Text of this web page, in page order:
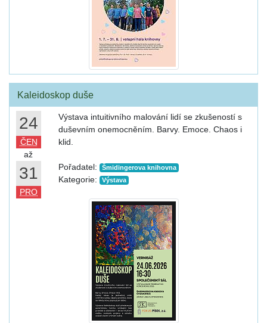
Kaleidoskop duše
24
ČEN
až
31
PRO
Výstava intuitivního malování lidí se zkušeností s
duševním onemocněním. Barvy. Emoce. Chaos i
klid.
Pořadatel: Šmidingerova knihovna
Kategorie: Výstava